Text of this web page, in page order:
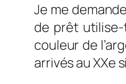
Je me
de prêt
couleur de
arrivés au XXe